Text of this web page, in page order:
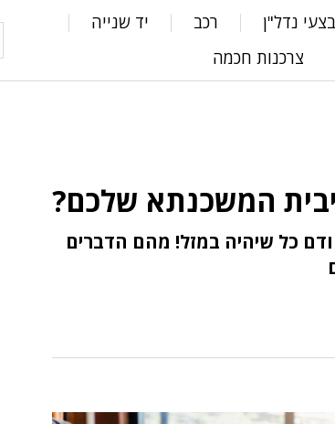
נדל"ן רכב
יד שנייה
צרכנות חכמה
המשכנתא שלכם?
כל שיהיה במזל! מהם הדברים